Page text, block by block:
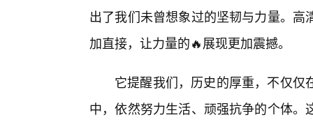
出了我们未曾想象过的坚韧与力量。
加直接，让力量的🔥展现更加震撼。
它提醒我们，历史的厚重，不仅
中，依然努力生活、顽强抗争的个体